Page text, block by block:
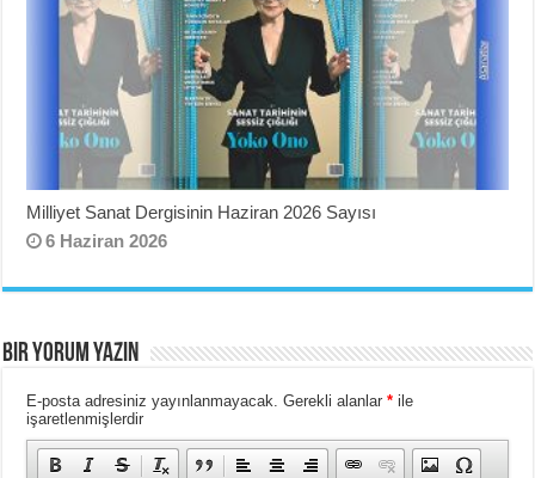
Milliyet Sanat Dergisinin Haziran 2026 Sayısı
6 Haziran 2026
BIR YORUM YAZIN
E-posta adresiniz yayınlanmayacak. Gerekli alanlar* ile
işaretlenmişlerdir